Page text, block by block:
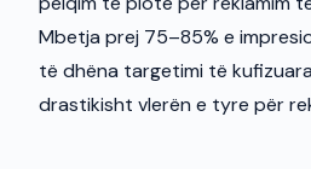
Mbetja prej 75–85% e
të dhëna targetimi të
drastikisht vlerën e tyre për